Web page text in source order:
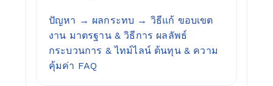
ปัญหา → ผลกระทบ → วิธีแก้ ขอบเขต
งาน มาตรฐาน & วิธีการ ผลลัพธ์
กระบวนการ & ไทม์ไลน์ ต้นทุน & ความ
คุ้มค่า FAQ